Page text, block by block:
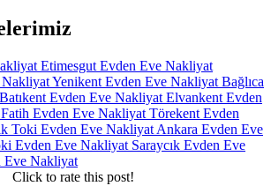
Etimesgut Evden Eve Nakliyat
NakliyatYenikent Evden Eve Nakliyat Bağlıca
Batıkent Evden Eve Nakliyat Elvankent Evden
Evden Eve Nakliyat Törekent Evden
Toki Evden Eve Nakliyat Ankara Evden Eve
Evden Eve Nakliyat Saraycık Evden Eve
Eve Nakliyat
Click to rate this post!